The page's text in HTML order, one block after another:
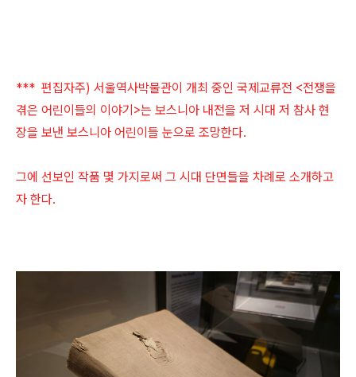
*** 편집자주) 서울역사박물관이 개최 중인 국제교류전 <전쟁을
겪은 어린이들의 이야기>는 보스니아 내전을 저 시대 저 참사 현
장을 보낸 보스니아 어린이들 눈으로 조망한다.
그에 선보인 작품 몇 가지로써 그 시대 단면들을 차례로 소개하고
자 한다.